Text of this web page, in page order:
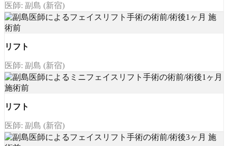
医師: 副島 (新宿)
リフト
医師: 副島 (新宿)
リフト
医師: 副島 (新宿)